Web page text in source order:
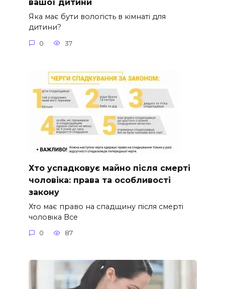
вашої дитини
Яка має бути вологість в кімнаті для
дитини?
0 37
Хто успадковує майно після смерті
чоловіка: права та особливості
закону
Хто має право на спадщину після смерті
чоловіка Все
0 87